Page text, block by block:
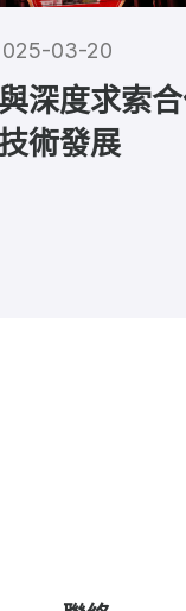
03-20
深度求索
術發展